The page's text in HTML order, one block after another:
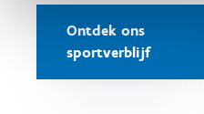
Ontdek ons
sportverblijf